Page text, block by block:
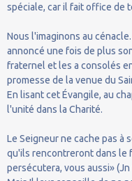
spéciale, car il fait office de
Nous l'imaginons au
annoncé une fois de plus
fraternel et les a consolés
promesse de la venue du
En lisant cet Évangile, au
l'unité dans la Charité.
Le Seigneur ne cache pas
qu'ils rencontreront dans le
persécutera, vous aussi» (Jn